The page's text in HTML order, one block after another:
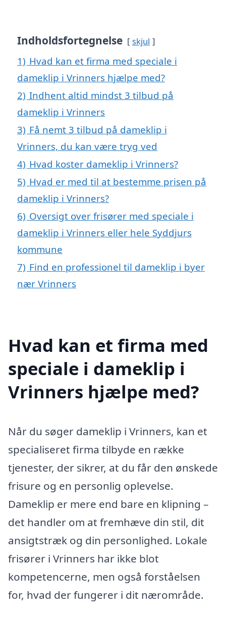
Indholdsfortegnelse skjul
1) Hvad kan et firma med speciale i
dameklip i Vrinners hjælpe med?
2) Indhent altid mindst 3 tilbud på
dameklip i Vrinners
3) Få nemt 3 tilbud på dameklip i
Vrinners, du kan være tryg ved
4) Hvad koster dameklip i Vrinners?
5) Hvad er med til at bestemme prisen på
dameklip i Vrinners?
6) Oversigt over frisører med speciale i
dameklip i Vrinners eller hele Syddjurs
kommune
7) Find en professionel til dameklip i byer
nær Vrinners
Hvad kan et firma med
speciale i dameklip i
Vrinners hjælpe med?
Når du søger dameklip i Vrinners, kan et
specialiseret firma tilbyde en række
tjenester, der sikrer, at du får den ønskede
frisure og en personlig oplevelse.
Dameklip er mere end bare en klipning –
det handler om at fremhæve din stil, dit
ansigtstræk og din personlighed. Lokale
frisører i Vrinners har ikke blot
kompetencerne, men også forståelsen
for, hvad der fungerer i dit nærområde.